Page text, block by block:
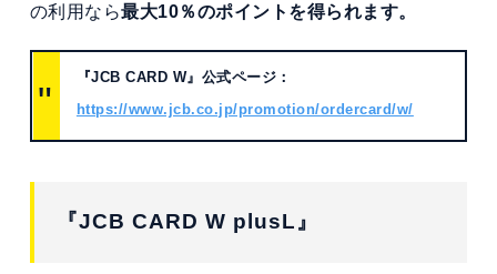
の利用なら最大10％のポイントを得られます。
『JCB CARD W』公式ページ：
https://www.jcb.co.jp/promotion/ordercard/w/
『JCB CARD W plusL』